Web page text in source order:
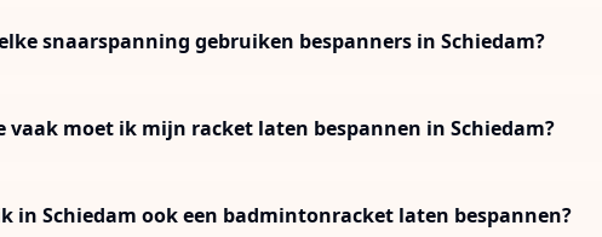
snaarspanning gebruiken bespanners in Schiedam?
vaak moet ik mijn racket laten bespannen in Schiedam?
in Schiedam ook een badmintonracket laten bespannen?